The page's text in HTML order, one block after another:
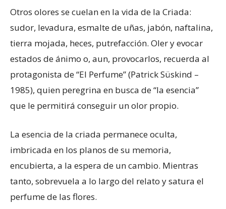
Otros olores se cuelan en la vida de la Criada:
sudor, levadura, esmalte de uñas, jabón, naftalina,
tierra mojada, heces, putrefacción. Oler y evocar
estados de ánimo o, aun, provocarlos, recuerda al
protagonista de “El Perfume” (Patrick Süskind –
1985), quien peregrina en busca de “la esencia”
que le permitirá conseguir un olor propio.
La esencia de la criada permanece oculta,
imbricada en los planos de su memoria,
encubierta, a la espera de un cambio. Mientras
tanto, sobrevuela a lo largo del relato y satura el
perfume de las flores.